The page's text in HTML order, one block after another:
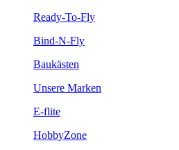
Ready-To-Fly
Bind-N-Fly
Baukästen
Unsere Marken
E-flite
HobbyZone